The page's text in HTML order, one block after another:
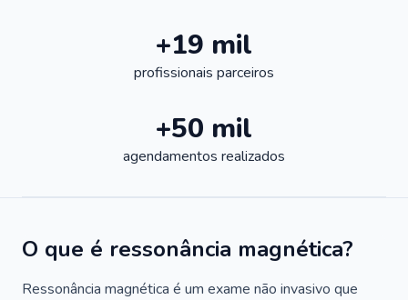
+19 mil
profissionais parceiros
+50 mil
agendamentos realizados
O que é ressonância magnética?
Ressonância magnética é um exame não invasivo que